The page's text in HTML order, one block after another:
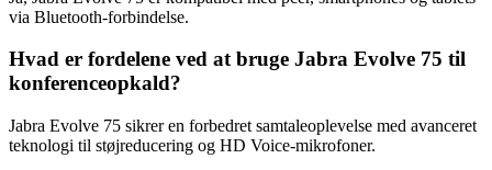
via Bluetooth-forbindelse.
Hvad er fordelene ved at bruge Jabra Evolve 75 til
konferenceopkald?
Jabra Evolve 75 sikrer en forbedret samtaleoplevelse med avanceret
teknologi til støjreducering og HD Voice-mikrofoner.